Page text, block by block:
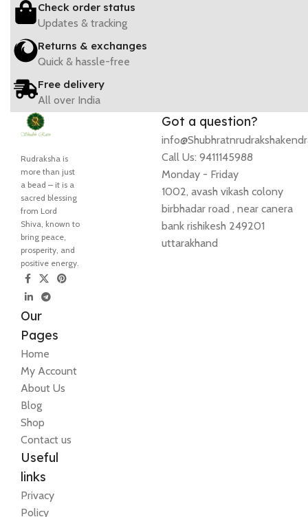
Check order status
Updates & tracking
Returns & exchanges
Quick & hassle-free
Free delivery
All over India
Rudraksha is
more than just
a bead – it is a
sacred blessing
from Lord
Shiva, known to
bring peace,
prosperity, and
positive energy.
Our
Pages
Home
My Account
About Us
Blog
Shop
Contact us
Useful
links
Privacy
Policy
Got a question?
Call Us: 9411145988
Monday - Friday
1002, avash vikash colony
birbhadar road , near canera
bank rishikesh 249201
uttarakhand